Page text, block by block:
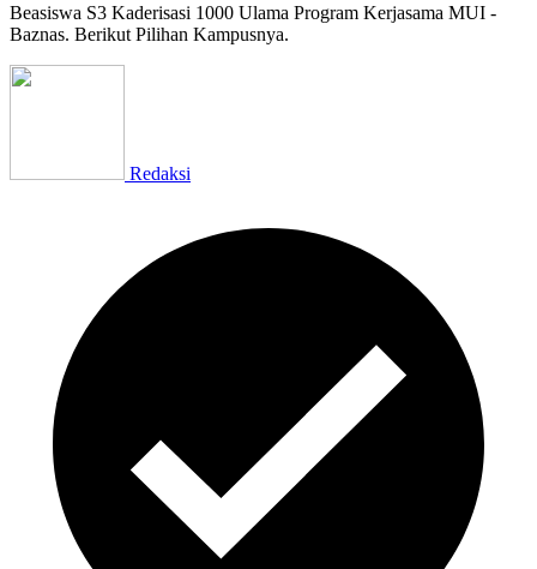
Beasiswa S3 Kaderisasi 1000 Ulama Program Kerjasama MUI -
Baznas. Berikut Pilihan Kampusnya.
Redaksi